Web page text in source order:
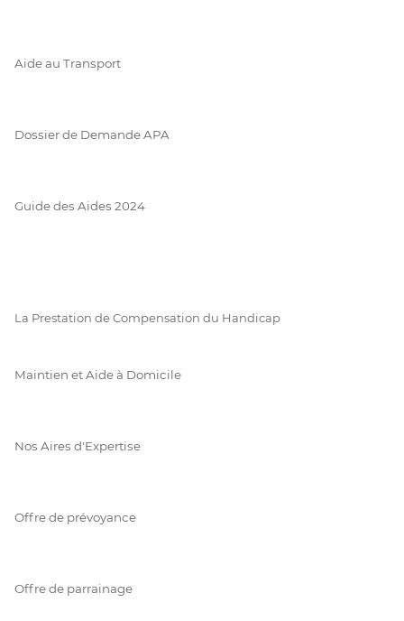
Aide au Transport
Dossier de Demande APA
Guide des Aides 2024
La Prestation de Compensation du Handicap
Maintien et Aide à Domicile
Nos Aires d'Expertise
Offre de prévoyance
Offre de parrainage